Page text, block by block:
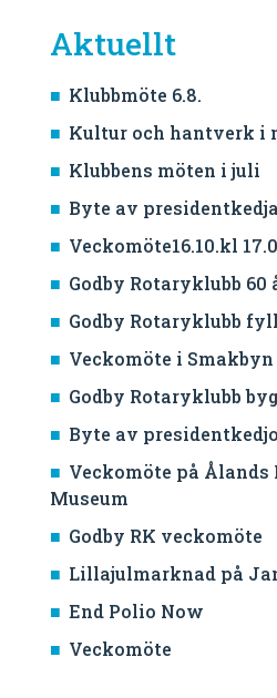
Aktuellt
Klubbmöte 6.8.
Kultur och hantverk i
Klubbens möten i juli
Byte av
Veckomöte16.10.kl
Godby Rotaryklubb 60
Godby Rotaryklubb
Veckomöte i Smakbyn
Godby Rotaryklubb
Byte av
Veckomöte på Ålands
Museum
Godby RK veckomöte
Lillajulmarknad på
End Polio Now
Veckomöte